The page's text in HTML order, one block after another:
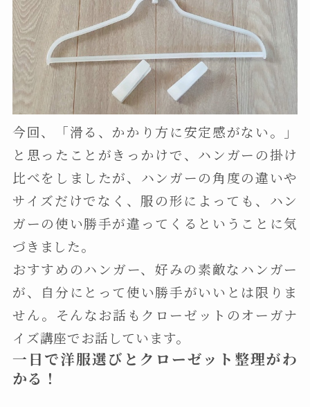
今回、「滑る、かかり方に安定感がない。」
と思ったことがきっかけで、ハンガーの掛け
比べをしましたが、ハンガーの角度の違いや
サイズだけでなく、服の形によっても、ハン
ガーの使い勝手が違ってくるということに気
づきました。
おすすめのハンガー、好みの素敵なハンガー
が、自分にとって使い勝手がいいとは限りま
せん。そんなお話もクローゼットのオーガナ
イズ講座でお話しています。
一日で洋服選びとクローゼット整理がわ
かる！